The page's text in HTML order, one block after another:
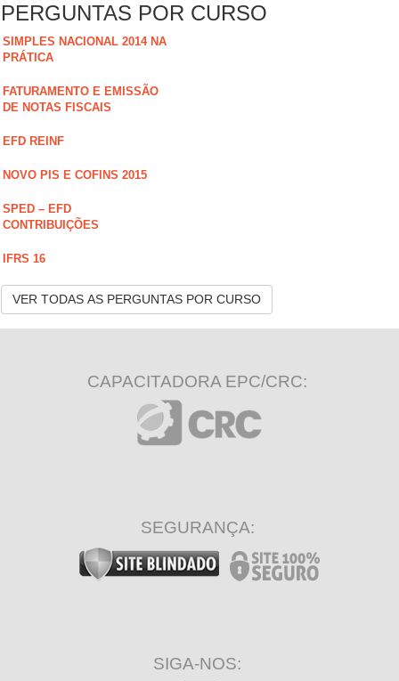
PERGUNTAS POR CURSO
SIMPLES NACIONAL 2014 NA
PRÁTICA
FATURAMENTO E EMISSÃO
DE NOTAS FISCAIS
EFD REINF
NOVO PIS E COFINS 2015
SPED – EFD
CONTRIBUIÇÕES
IFRS 16
VER TODAS AS PERGUNTAS POR CURSO
CAPACITADORA EPC/CRC:
SEGURANÇA:
SIGA-NOS: